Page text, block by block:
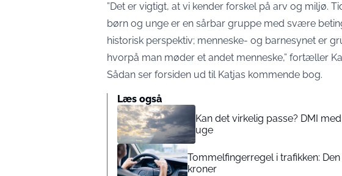
”Det er vigtigt, at vi kender forskel på arv og miljø.
børn og unge er en sårbar gruppe med svære
historisk perspektiv; menneske- og barnesynet er
hvorpå man møder et andet menneske,” fortæller
Sådan ser forsiden ud til Katjas kommende bog.
Læs også
Kan det virkelig passe? DMI
uge
Tommelfingerregel i trafikken:
kroner